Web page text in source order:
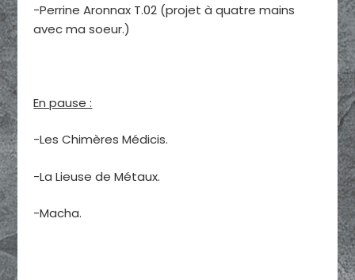
-Perrine Aronnax T.02 (projet à quatre mains
avec ma soeur.)
En pause :
-Les Chimères Médicis.
-La Lieuse de Métaux.
-Macha.